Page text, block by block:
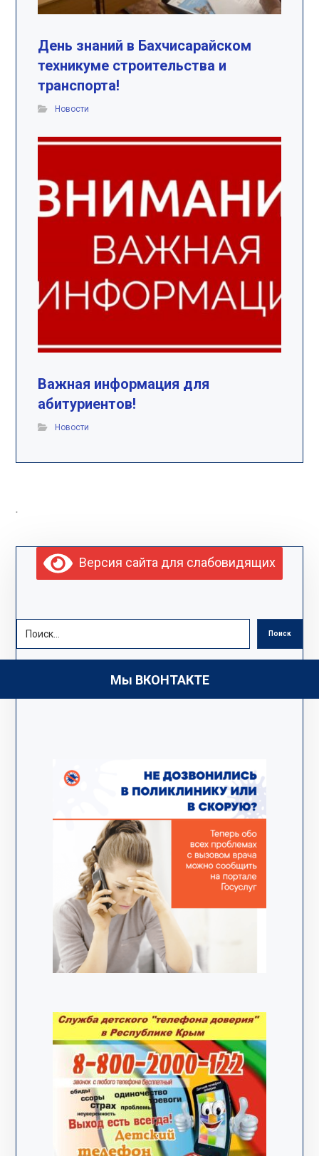
День знаний в Бахчисарайском
техникуме строительства и
транспорта!
Новости
Важная информация для
абитуриентов!
Новости
.
Версия сайта для слабовидящих
Поиск
Мы ВКОНТАКТЕ